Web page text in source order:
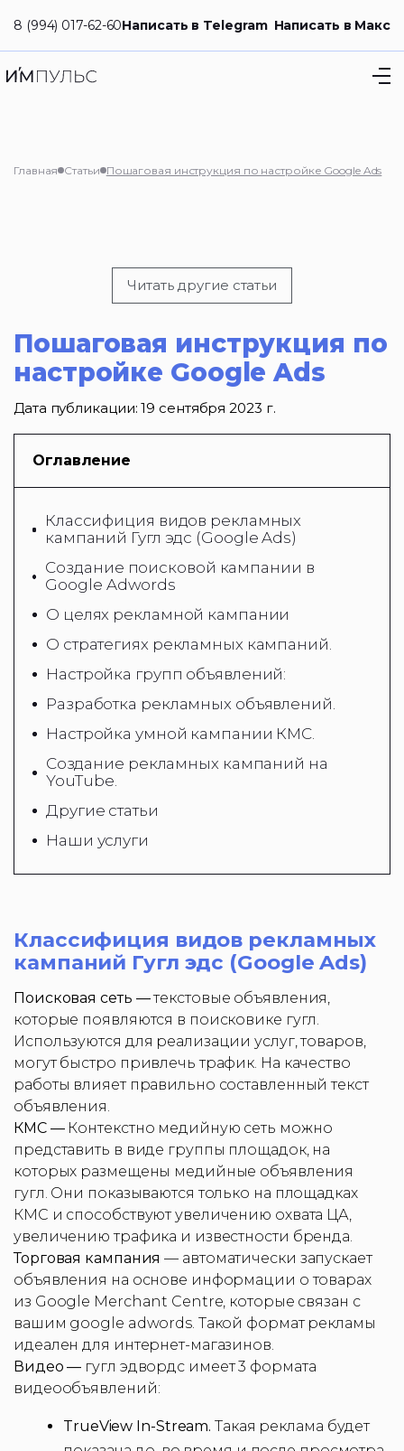
8 (994) 017-62-60Написать в Telegram Написать в Макс
Главная Статьи Пошаговая инструкция по настройке Google Ads
Читать другие статьи
Пошаговая инструкция по
настройке Google Ads
Дата публикации:19 сентября 2023 г.
Оглавление
Классифиция видов рекламных
кампаний Гугл эдс (Google Ads)
Создание поисковой кампании в
Google Adwords
О целях рекламной кампании
О стратегиях рекламных кампаний.
Настройка групп объявлений:
Разработка рекламных объявлений.
Настройка умной кампании КМС.
Создание рекламных кампаний на
YouTube.
Другие статьи
Наши услуги
Классифиция видов рекламных
кампаний Гугл эдс (Google Ads)
Поисковая сеть —текстовые объявления,
которые появляются в поисковике гугл.
Используются для реализации услуг, товаров,
могут быстро привлечь трафик. На качество
работы влияет правильно составленный текст
объявления.
КМС — Контекстно медийную сеть можно
представить в виде группы площадок, на
которых размещены медийные объявления
гугл. Они показываются только на площадках
КМС и способствуют увеличению охвата ЦА,
увеличению трафика и известности бренда.
Торговая кампания — автоматически запускает
объявления на основе информации о товарах
из Google Merchant Centre, которые связан с
вашим google adwords. Такой формат рекламы
идеален для интернет-магазинов.
Видео — гугл эдвордс имеет 3 формата
видеообъявлений:
TrueView In-Stream. Такая реклама будет